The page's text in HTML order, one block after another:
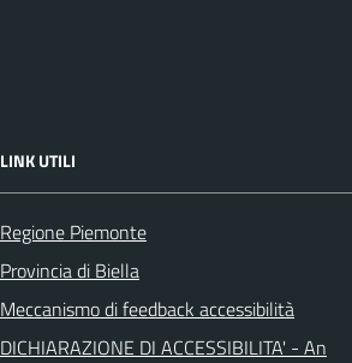
LINK UTILI
Regione Piemonte
Provincia di Biella
Meccanismo di feedback accessibilità
DICHIARAZIONE DI ACCESSIBILITA' - An